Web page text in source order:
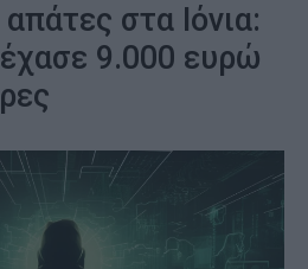
στα Ιόνια:
9.000 ευρώ